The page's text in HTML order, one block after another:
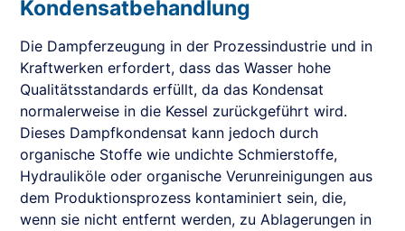
Kondensatbehandlung
Die Dampferzeugung in der Prozessindustrie und in
Kraftwerken erfordert, dass das Wasser hohe
Qualitätsstandards erfüllt, da das Kondensat
normalerweise in die Kessel zurückgeführt wird.
Dieses Dampfkondensat kann jedoch durch
organische Stoffe wie undichte Schmierstoffe,
Hydrauliköle oder organische Verunreinigungen aus
dem Produktionsprozess kontaminiert sein, die,
wenn sie nicht entfernt werden, zu Ablagerungen in